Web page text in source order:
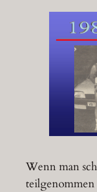
Wenn man
teilgenommen